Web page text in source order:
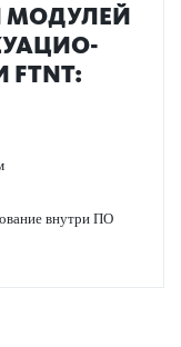
МОДУЛЕЙ
внутри ПО